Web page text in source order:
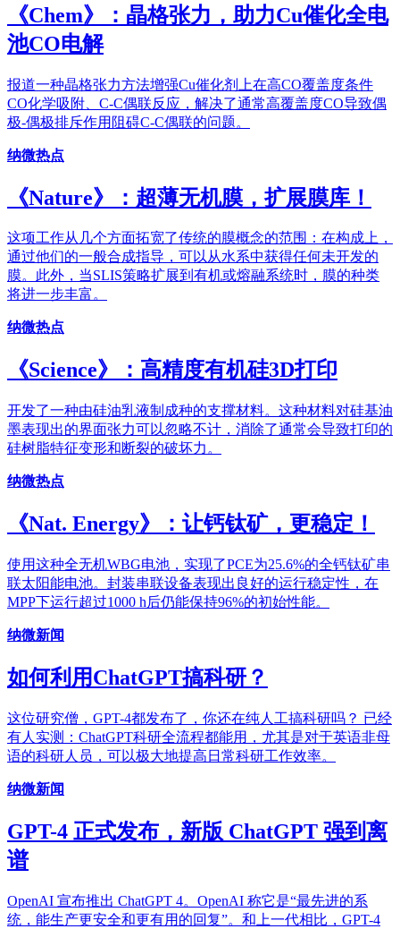
《Chem》：晶格张力，助力Cu催化全电
池CO电解
报道一种晶格张力方法增强Cu催化剂上在高CO覆盖度条件
CO化学吸附、C-C偶联反应，解决了通常高覆盖度CO导致偶
极-偶极排斥作用阻碍C-C偶联的问题。
纳微热点
《Nature》：超薄无机膜，扩展膜库！
这项工作从几个方面拓宽了传统的膜概念的范围：在构成上，
通过他们的一般合成指导，可以从水系中获得任何未开发的
膜。此外，当SLIS策略扩展到有机或熔融系统时，膜的种类
将进一步丰富。
纳微热点
《Science》：高精度有机硅3D打印
开发了一种由硅油乳液制成种的支撑材料。这种材料对硅基油
墨表现出的界面张力可以忽略不计，消除了通常会导致打印的
硅树脂特征变形和断裂的破坏力。
纳微热点
《Nat. Energy》：让钙钛矿，更稳定！
使用这种全无机WBG电池，实现了PCE为25.6%的全钙钛矿串
联太阳能电池。封装串联设备表现出良好的运行稳定性，在
MPP下运行超过1000 h后仍能保持96%的初始性能。
纳微新闻
如何利用ChatGPT搞科研？
这位研究僧，GPT-4都发布了，你还在纯人工搞科研吗？ 已经
有人实测：ChatGPT科研全流程都能用，尤其是对于英语非母
语的科研人员，可以极大地提高日常科研工作效率。
纳微新闻
GPT-4 正式发布，新版 ChatGPT 强到离
谱
OpenAI 宣布推出 ChatGPT 4。OpenAI 称它是“最先进的系
统，能生产更安全和更有用的回复”。和上一代相比，GPT-4